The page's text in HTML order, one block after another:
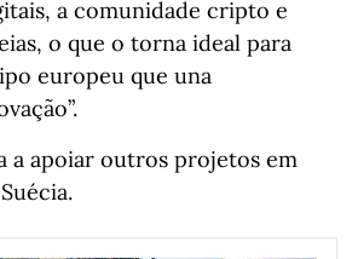
a comunidade cripto e
o que o torna ideal para
europeu que una
a apoiar outros projetos em